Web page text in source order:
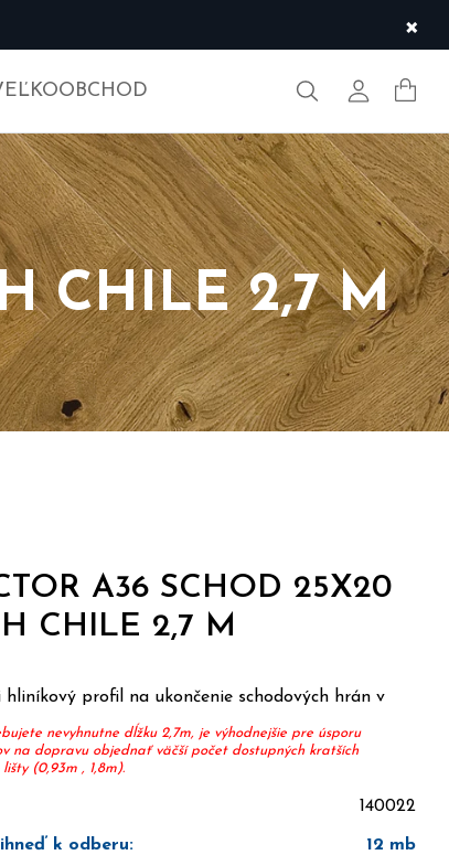
×
Hľadať Môj účet
CHILE 2,7 M
A36 SCHOD 25X20
CHILE 2,7 M
hliníkový profil na ukončenie schodových hrán v
nevyhnutne dĺžku 2,7m, je výhodnejšie pre úsporu
na dopravu objednať väčší počet dostupných kratších
(0,93m , 1,8m).
140022
k odberu: 12 mb